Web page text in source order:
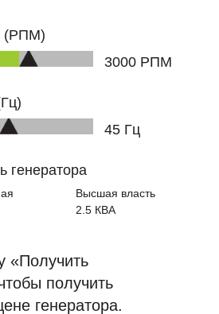
(РПМ)
3000РПМ
47Гц
генератора
Высшая власть
2.5 КВА
«Получить
получить
генератора.